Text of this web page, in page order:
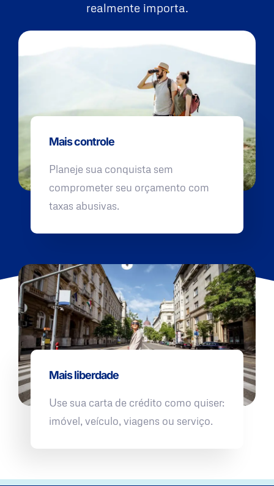
realmente importa.
Mais controle
Planeje sua conquista sem
comprometer seu orçamento com
taxas abusivas.
Mais liberdade
Use sua carta de crédito como quiser:
imóvel, veículo, viagens ou serviço.